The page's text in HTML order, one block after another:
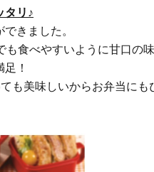
タリ♪
きました。
食べやすいように甘口の
！
も美味しいからお弁当にも